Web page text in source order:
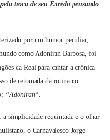
troca de seu Enredo pensando
por um humor peculiar,
como Adoniran Barbosa, foi
da Real para cantar a crônica
de retomada da rotina no
“Adoniran”.
a simplicidade requintada e o olhar
o Carnavalesco Jorge